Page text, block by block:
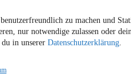
zu machen und
nur notwendige zulassen oder
in unserer Datenschutzerklärung.
Alle Preise inkl.
zzgl. Versandkosten bei
Hause. Kein Verkauf von